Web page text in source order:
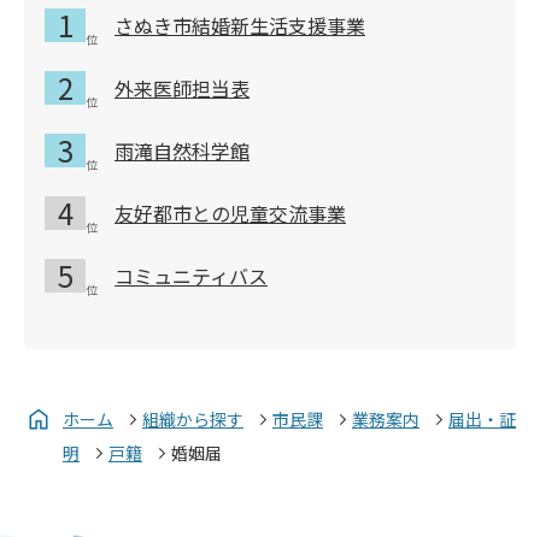
さぬき市結婚新生活支援事業
外来医師担当表
雨滝自然科学館
友好都市との児童交流事業
コミュニティバス
ホーム 組織から探す 市民課 業務案内
届出・証
明
戸籍 婚姻届